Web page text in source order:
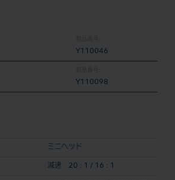
Y110046
Y110098
ミニヘッド
減速 20 : 1 / 16 : 1